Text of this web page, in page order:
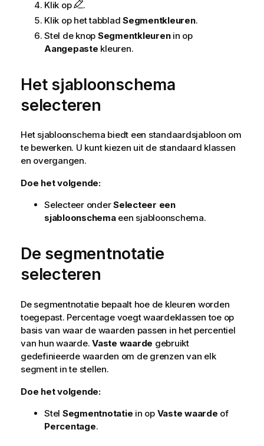
Klik op
.
Klik op het tabblad Segmentkleuren.
Stel de knop Segmentkleurenin op
Aangepaste kleuren.
Het sjabloonschema
selecteren
Het sjabloonschema biedt een standaardsjabloon om
te bewerken. U kunt kiezen uit de standaard klassen
en overgangen.
Doe het volgende:
Selecteer onderSelecteer een
sjabloonschemaeen sjabloonschema.
De segmentnotatie
selecteren
De segmentnotatie bepaalt hoe de kleuren worden
toegepast. Percentage voegt waardeklassen toe op
basis van waar de waarden passen in het percentiel
van hun waarde. Vaste waarde gebruikt
gedefinieerde waarden om de grenzen van elk
segment in te stellen.
Doe het volgende:
Stel Segmentnotatie in op Vaste waarde of
Percentage.